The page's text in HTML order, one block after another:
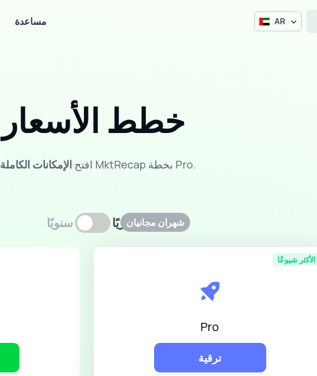
مساعدة AR
خطط الأسعار
افتح الإمكانات الكاملة لـ MktRecap بخطة Pro.
شهريًاشهران مجانيان سنويًا
الأكثر شيوعًا
Pro
ترقية